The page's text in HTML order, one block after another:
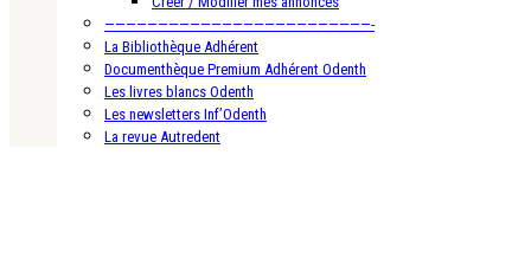
—————————————————————————-
La Bibliothèque Adhérent
Documenthèque Premium Adhérent Odenth
Les livres blancs Odenth
Les newsletters Inf’Odenth
La revue Autredent